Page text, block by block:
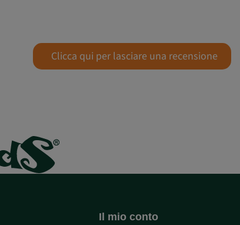
Clicca qui per lasciare una recensione
Il mio conto